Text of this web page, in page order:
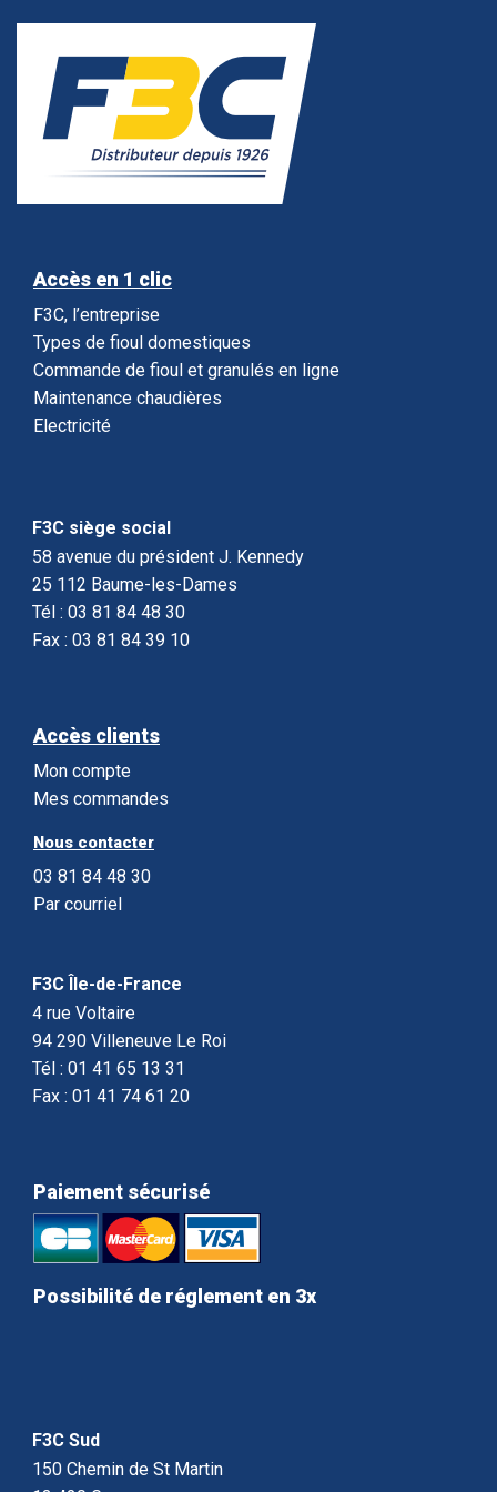
Accès en 1 clic
F3C, l’entreprise
Types de fioul domestiques
Commande de fioul et granulés en ligne
Maintenance chaudières
Electricité
F3C siège social
58 avenue du président J. Kennedy
25 112 Baume-les-Dames
Tél : 03 81 84 48 30
Fax : 03 81 84 39 10
Accès clients
Mon compte
Mes commandes
Nous contacter
03 81 84 48 30
Par courriel
F3C Île-de-France
4 rue Voltaire
94 290 Villeneuve Le Roi
Tél : 01 41 65 13 31
Fax : 01 41 74 61 20
Paiement sécurisé
Possibilité de réglement en 3x
F3C Sud
150 Chemin de St Martin